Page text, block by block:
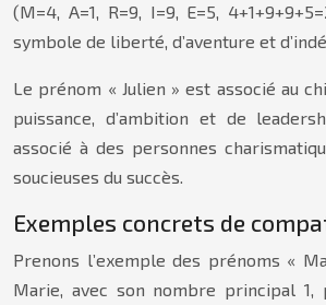
(M=4, A=1, R=9, I=9, E=5,
symbole de liberté, d’aventure et
Le prénom « Julien » est associé au
puissance, d’ambition et de
associé à des personnes
soucieuses du succès.
Exemples concrets de
Prenons l’exemple des prénoms «
Marie, avec son nombre principal 1,